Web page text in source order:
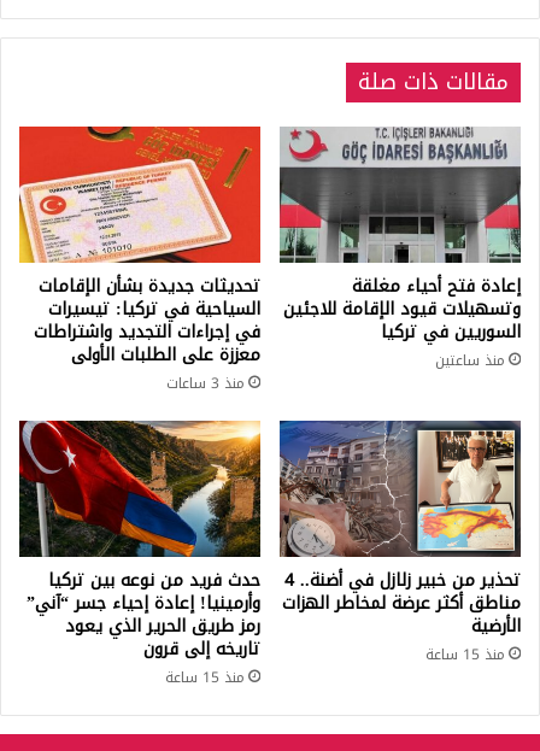
مقالات ذات صلة
إعادة فتح أحياء مغلقة
وتسهيلات قيود الإقامة للاجئين
السوريين في تركيا
منذ ساعتين
تحديثات جديدة بشأن الإقامات
السياحية في تركيا: تيسيرات
في إجراءات التجديد واشتراطات
معززة على الطلبات الأولى
منذ 3 ساعات
تحذير من خبير زلازل في أضنة.. 4
مناطق أكثر عرضة لمخاطر الهزات
الأرضية
منذ 15 ساعة
حدث فريد من نوعه بين تركيا
وأرمينيا! إعادة إحياء جسر “آني”
رمز طريق الحرير الذي يعود
تاريخه إلى قرون
منذ 15 ساعة